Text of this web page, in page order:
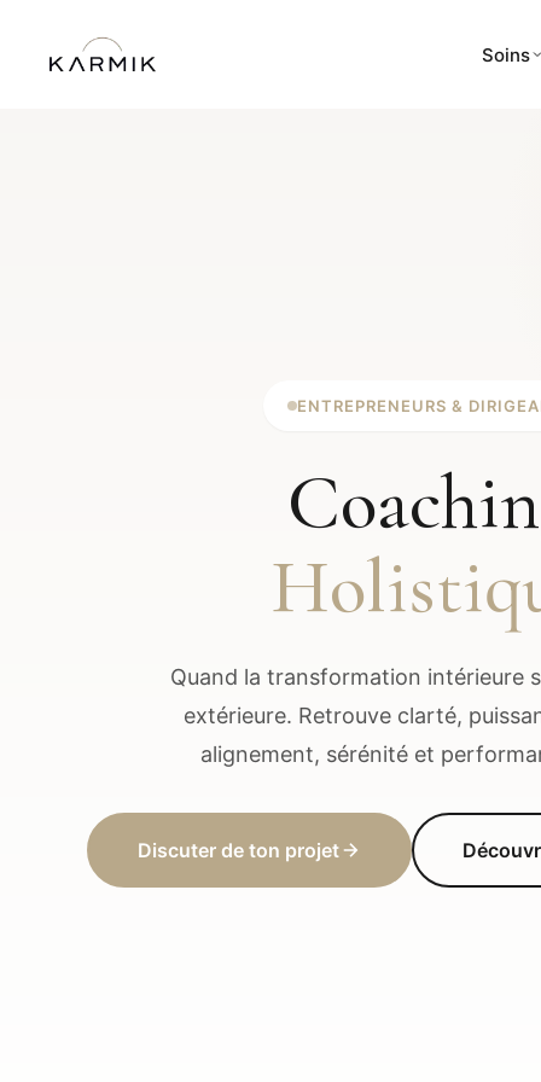
Soins
ENTREPRENEURS &
Quand la transformation intérieure
extérieure. Retrouve clarté,
alignement, sérénité et
Discuter de ton projet